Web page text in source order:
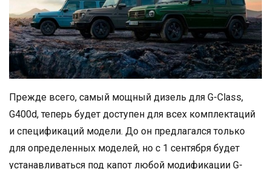
Прежде всего, самый мощный дизель для G-Class,
G400d, теперь будет доступен для всех комплектаций
и спецификаций модели. До он предлагался только
для определенных моделей, но с 1 сентября будет
устанавливаться под капот любой модификации G-